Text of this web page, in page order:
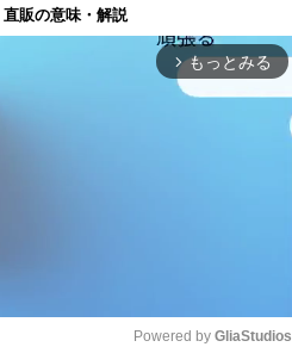
直販の意味・解説
arrow_forward_ios もっとみる
Powered by GliaStudios